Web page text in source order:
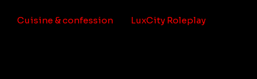
Cuisine & confession LuxCity Roleplay